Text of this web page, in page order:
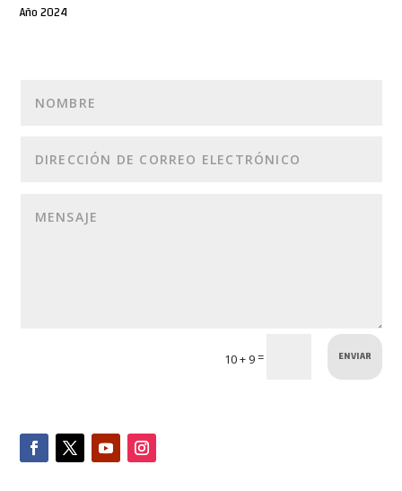
Año 2024
10 + 9= ENVIAR